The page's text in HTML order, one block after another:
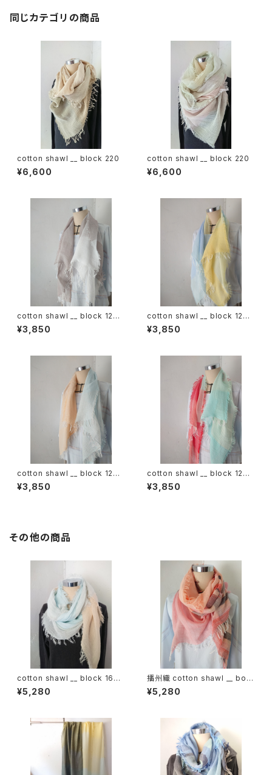
同じカテゴリの商品
cotton shawl __ block 220
¥6,600
cotton shawl __ block 220
¥6,600
cotton shawl __ block 120
白木蓮w
¥3,850
cotton shawl __ block 120
天泣w
¥3,850
cotton shawl __ block 120
朝朗w
¥3,850
cotton shawl __ block 120
春曙w
¥3,850
その他の商品
cotton shawl __ block 160
朝朗w
¥5,280
播州織 cotton shawl __ bord
er 160 夕映w
¥5,280